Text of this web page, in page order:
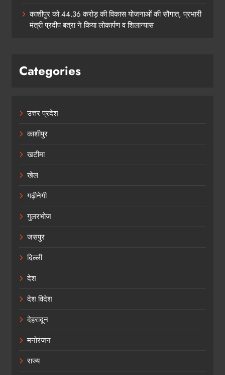
काशीपुर को 44.36 करोड़ की विकास योजनाओं की सौगात, प्रभारी
मंत्री प्रदीप बत्रा ने किया लोकार्पण व शिलान्यास
Categories
उत्तर प्रदेश
काशीपुर
खटीमा
खेल
गढ़ीनेगी
गुलरभोज
जसपुर
दिल्ली
देश
देश विदेश
देहरादून
मनोरंजन
राज्य